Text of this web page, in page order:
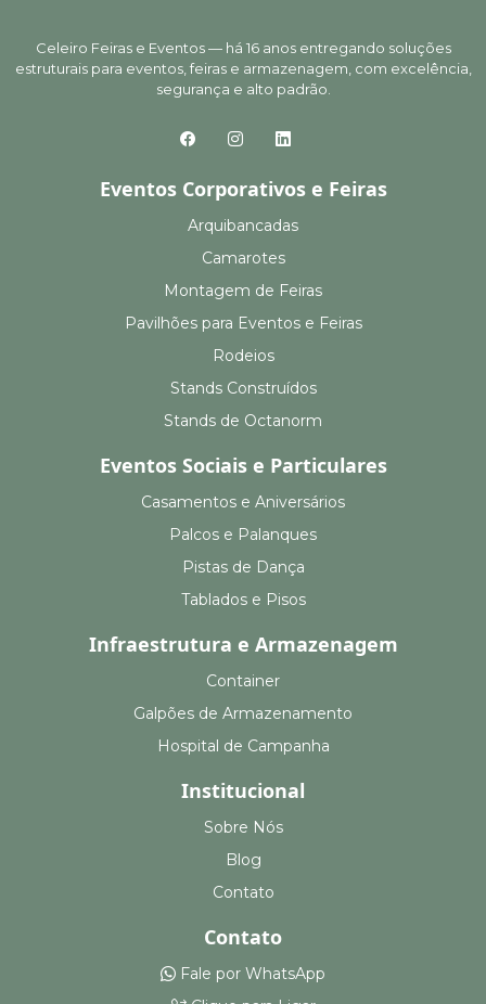
Celeiro Feiras e Eventos — há 16 anos entregando soluções
estruturais para eventos, feiras e armazenagem, com excelência,
segurança e alto padrão.
Eventos Corporativos e Feiras
Arquibancadas
Camarotes
Montagem de Feiras
Pavilhões para Eventos e Feiras
Rodeios
Stands Construídos
Stands de Octanorm
Eventos Sociais e Particulares
Casamentos e Aniversários
Palcos e Palanques
Pistas de Dança
Tablados e Pisos
Infraestrutura e Armazenagem
Container
Galpões de Armazenamento
Hospital de Campanha
Institucional
Sobre Nós
Blog
Contato
Contato
Fale por WhatsApp